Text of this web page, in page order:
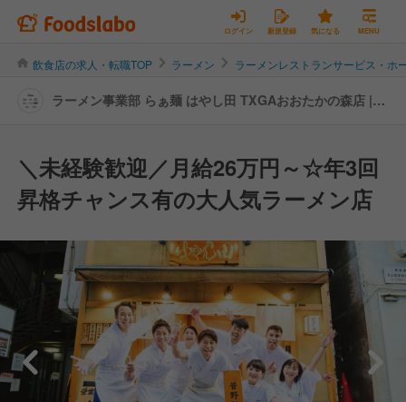
ログイン 新規登録 気になる MENU
飲食店の求人・転職TOP ラーメン ラーメンレストランサービス・ホ
ラーメン事業部 らぁ麺 はやし田 TXGAおおたかの森店 |
＼未経験歓迎／月給26万円～☆年3回
昇格チャンス有の大人気ラーメン店